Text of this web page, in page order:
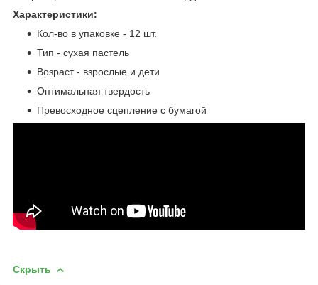
Характеристики:
Кол-во в упаковке - 12 шт.
Тип - сухая пастель
Возраст - взрослые и дети
Оптимальная твердость
Превосходное сцепление с бумагой
Скрыть